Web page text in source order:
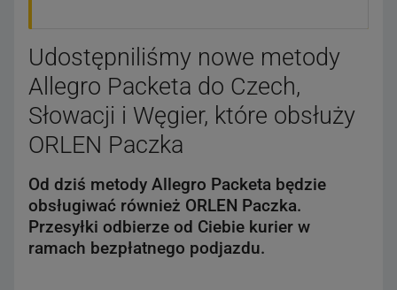
Udostępniliśmy nowe metody
Allegro Packeta do Czech,
Słowacji i Węgier, które obsłuży
ORLEN Paczka
Od dziś metody Allegro Packeta będzie
obsługiwać również ORLEN Paczka.
Przesyłki odbierze od Ciebie kurier w
ramach bezpłatnego podjazdu.